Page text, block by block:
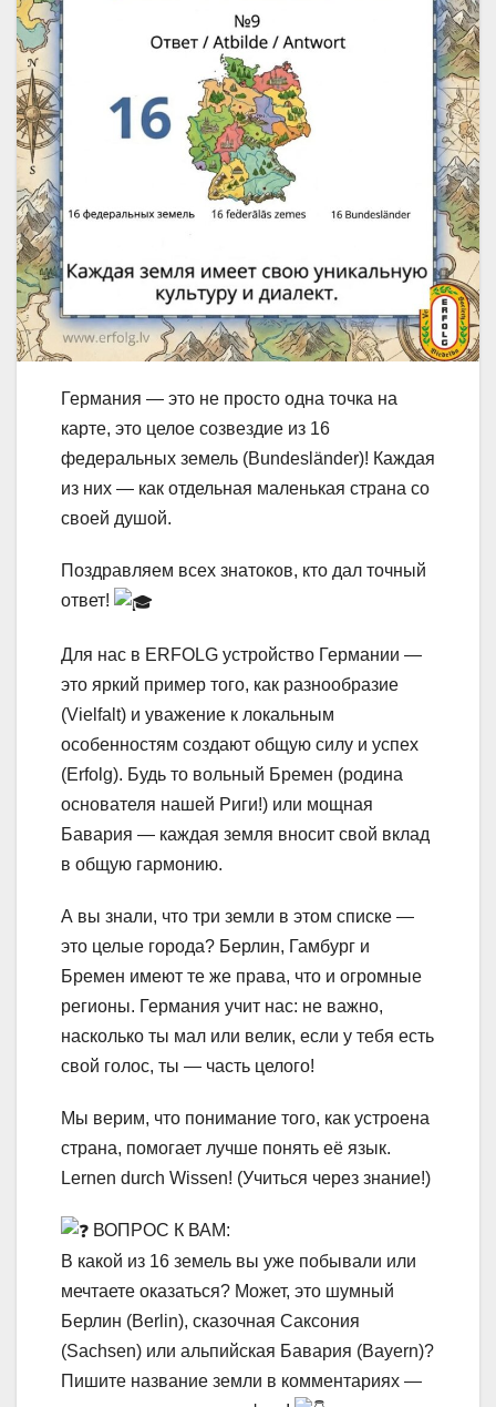
Германия — это не просто одна точка на
карте, это целое созвездие из 16
федеральных земель (Bundesländer)! Каждая
из них — как отдельная маленькая страна со
своей душой.
Поздравляем всех знатоков, кто дал точный
ответ!
Для нас в ERFOLG устройство Германии —
это яркий пример того, как разнообразие
(Vielfalt) и уважение к локальным
особенностям создают общую силу и успех
(Erfolg). Будь то вольный Бремен (родина
основателя нашей Риги!) или мощная
Бавария — каждая земля вносит свой вклад
в общую гармонию.
А вы знали, что три земли в этом списке —
это целые города? Берлин, Гамбург и
Бремен имеют те же права, что и огромные
регионы. Германия учит нас: не важно,
насколько ты мал или велик, если у тебя есть
свой голос, ты — часть целого!
Мы верим, что понимание того, как устроена
страна, помогает лучше понять её язык.
Lernen durch Wissen! (Учиться через знание!)
ВОПРОС К ВАМ:
В какой из 16 земель вы уже побывали или
мечтаете оказаться? Может, это шумный
Берлин (Berlin), сказочная Саксония
(Sachsen) или альпийская Бавария (Bayern)?
Пишите название земли в комментариях —